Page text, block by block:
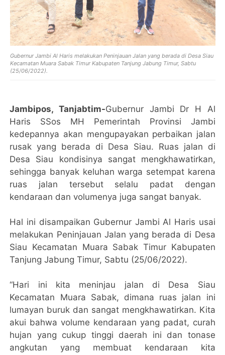
Gubernur Jambi Al Haris melakukan Peninjauan Jalan yang berada di Desa Siau
Kecamatan Muara Sabak Timur Kabupaten Tanjung Jabung Timur, Sabtu
(25/06/2022).
Jambipos, Tanjabtim-Gubernur Jambi Dr H Al
Haris SSos MH Pemerintah Provinsi Jambi
kedepannya akan mengupayakan perbaikan jalan
rusak yang berada di Desa Siau. Ruas jalan di
Desa Siau kondisinya sangat mengkhawatirkan,
sehingga banyak keluhan warga setempat karena
ruas jalan tersebut selalu padat dengan
kendaraan dan volumenya juga sangat banyak.
Hal ini disampaikan Gubernur Jambi Al Haris usai
melakukan Peninjauan Jalan yang berada di Desa
Siau Kecamatan Muara Sabak Timur Kabupaten
Tanjung Jabung Timur, Sabtu (25/06/2022).
“Hari ini kita meninjau jalan di Desa Siau
Kecamatan Muara Sabak, dimana ruas jalan ini
lumayan buruk dan sangat mengkhawatirkan. Kita
akui bahwa volume kendaraan yang padat, curah
hujan yang cukup tinggi daerah ini dan tonase
angkutan yang membuat kendaraan kita